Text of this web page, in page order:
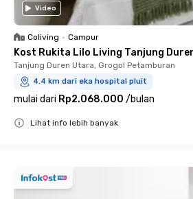
Video
Coliving • Campur
Kost Rukita Lilo Living Tanjung
Tanjung Duren Utara, Grogol Petamburan
4.4 km dari eka hospital pluit
mulai dari Rp2.068.000 /bulan
Lihat info lebih banyak